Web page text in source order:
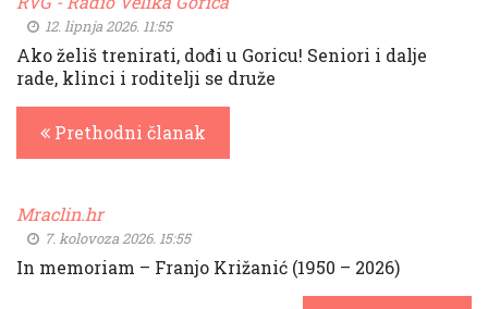
12. lipnja 2026. 11:55
Ako želiš trenirati, dođi u Goricu! Seniori i dalje
rade, klinci i roditelji se druže
Prethodni članak
Mraclin.hr
7. kolovoza 2026. 15:55
In memoriam – Franjo Križanić (1950 – 2026)